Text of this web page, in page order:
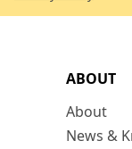
ABOUT
About
News &